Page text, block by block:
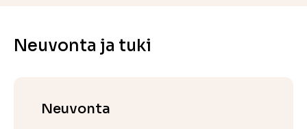
Neuvonta ja tuki
Neuvonta